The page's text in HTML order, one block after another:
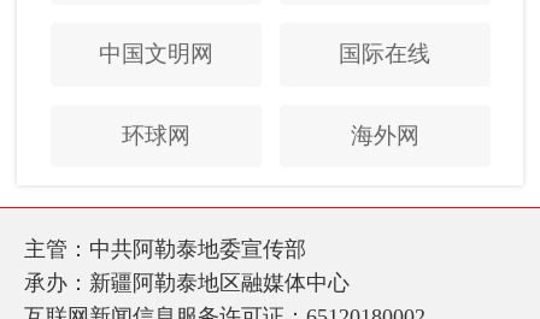
中国文明网 国际在线
环球网 海外网
主管：中共阿勒泰地委宣传部
承办：新疆阿勒泰地区融媒体中心